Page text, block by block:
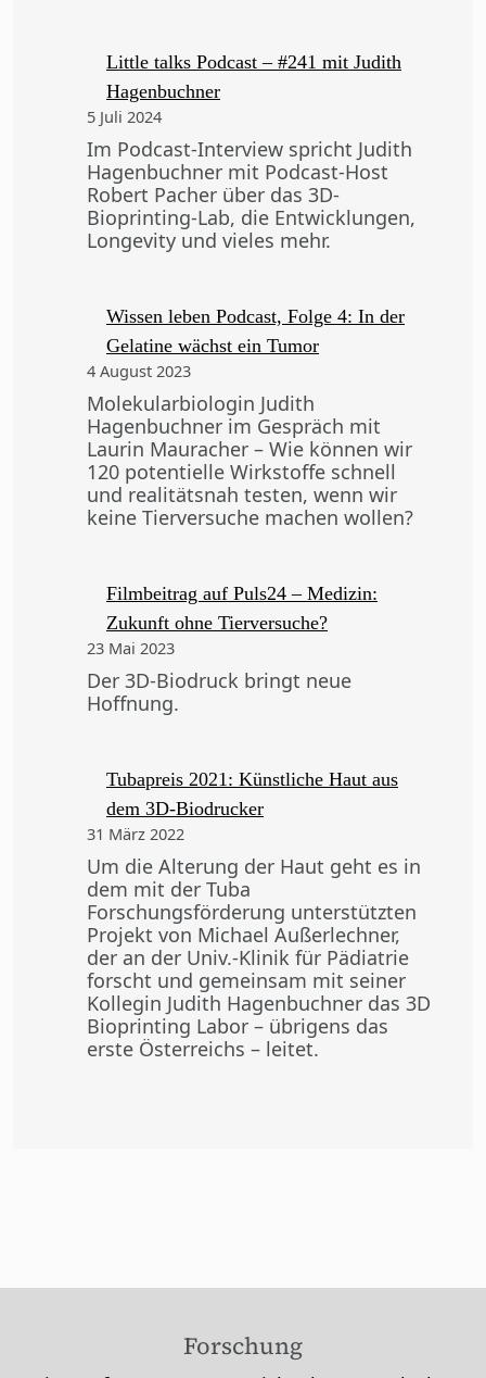
Little talks Podcast – #241 mit Judith
Hagenbuchner
5 Juli 2024
Im Podcast-Interview spricht Judith
Hagenbuchner mit Podcast-Host
Robert Pacher über das 3D-
Bioprinting-Lab, die Entwicklungen,
Longevity und vieles mehr.
Wissen leben Podcast, Folge 4: In der
Gelatine wächst ein Tumor
4 August 2023
Molekularbiologin Judith
Hagenbuchner im Gespräch mit
Laurin Mauracher – Wie können wir
120 potentielle Wirkstoffe schnell
und realitätsnah testen, wenn wir
keine Tierversuche machen wollen?
Filmbeitrag auf Puls24 – Medizin:
Zukunft ohne Tierversuche?
23 Mai 2023
Der 3D-Biodruck bringt neue
Hoffnung.
Tubapreis 2021: Künstliche Haut aus
dem 3D-Biodrucker
31 März 2022
Um die Alterung der Haut geht es in
dem mit der Tuba
Forschungsförderung unterstützten
Projekt von Michael Außerlechner,
der an der Univ.-Klinik für Pädiatrie
forscht und gemeinsam mit seiner
Kollegin Judith Hagenbuchner das 3D
Bioprinting Labor – übrigens das
erste Österreichs – leitet.
Forschung